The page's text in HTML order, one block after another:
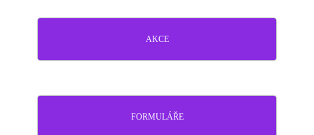
AKCE
FORMULÁŘE